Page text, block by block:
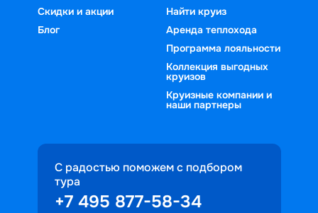
Скидки и акции
Блог
Найти круиз
Аренда теплохода
Программа лояльности
Коллекция выгодных
круизов
Круизные компании и
наши партнеры
С радостью поможем с подбором
тура
+7 495 877-58-34